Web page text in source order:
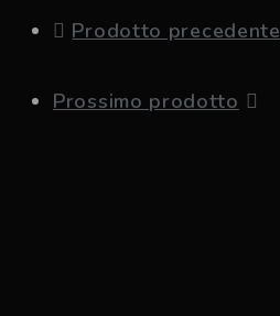
Prodotto precedente
Prossimo prodotto